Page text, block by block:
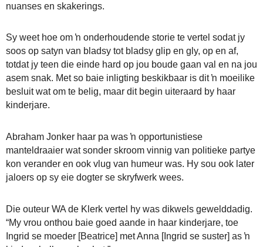
nuanses en skakerings.
Sy weet hoe om ŉ onderhoudende storie te vertel sodat jy
soos op satyn van bladsy tot bladsy glip en gly, op en af,
totdat jy teen die einde hard op jou boude gaan val en na jou
asem snak. Met so baie inligting beskikbaar is dit ŉ moeilike
besluit wat om te belig, maar dit begin uiteraard by haar
kinderjare.
Abraham Jonker haar pa was ŉ opportunistiese
manteldraaier wat sonder skroom vinnig van politieke partye
kon verander en ook vlug van humeur was. Hy sou ook later
jaloers op sy eie dogter se skryfwerk wees.
Die outeur WA de Klerk vertel hy was dikwels gewelddadig.
“My vrou onthou baie goed aande in haar kinderjare, toe
Ingrid se moeder [Beatrice] met Anna [Ingrid se suster] as ŉ